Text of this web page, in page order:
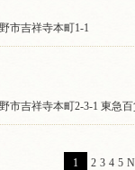
市吉祥寺本町1-1
市吉祥寺本町2-3-1 東急
1 2 3 4 5